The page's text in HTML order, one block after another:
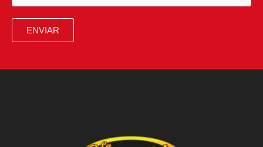
de
ex
ENVIAR